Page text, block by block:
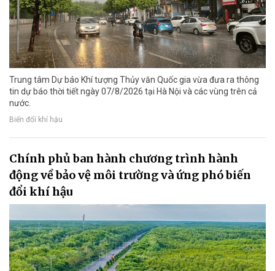
Trung tâm Dự báo Khí tượng Thủy văn Quốc gia vừa đưa ra thông
tin dự báo thời tiết ngày 07/8/2026 tại Hà Nội và các vùng trên cả
nước.
Biến đổi khí hậu
Chính phủ ban hành chương trình hành
động về bảo vệ môi trường và ứng phó biến
đổi khí hậu